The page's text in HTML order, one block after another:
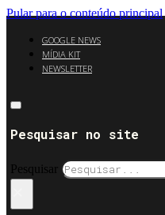
Pular para o conteúdo principal
GOOGLE NEWS
MÍDIA KIT
NEWSLETTER
Pesquisar no site
Pesquisar